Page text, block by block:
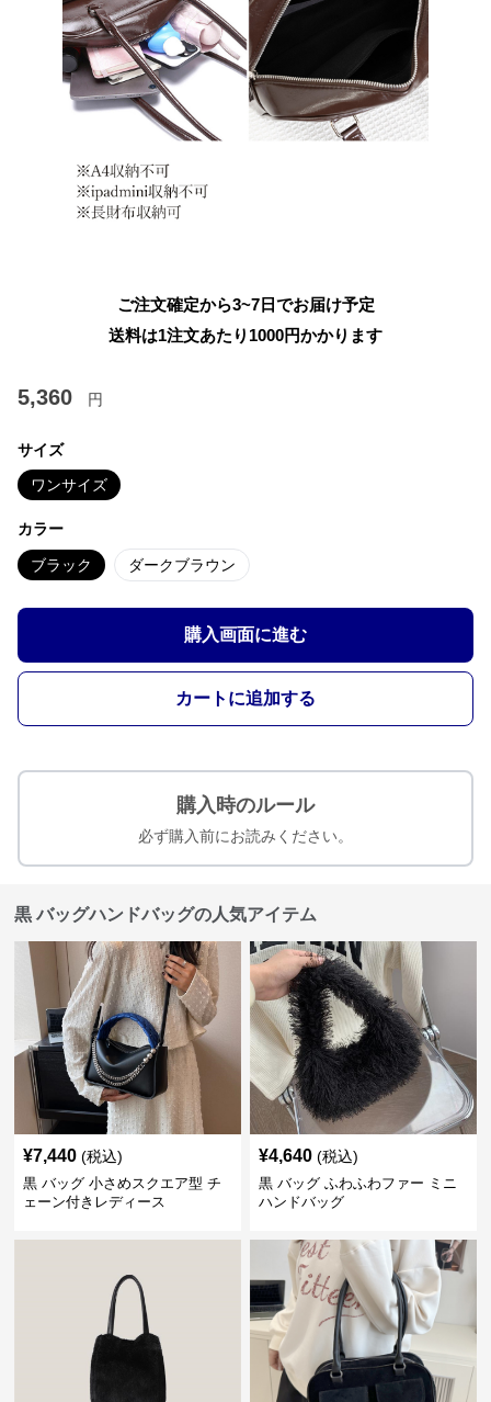
ご注文確定から3~7日でお届け予定
送料は1注文あたり 1000円かかります
5,360 円
サイズ
ワンサイズ
カラー
ブラック ダークブラウン
購入画面に進む
カートに追加する
購入時のルール
必ず購入前にお読みください。
黒 バッグハンドバッグの人気アイテム
¥7,440 (税込)
黒 バッグ 小さめスクエア型 チ
ェーン付きレディース
¥4,640 (税込)
黒 バッグ ふわふわファー ミニ
ハンドバッグ